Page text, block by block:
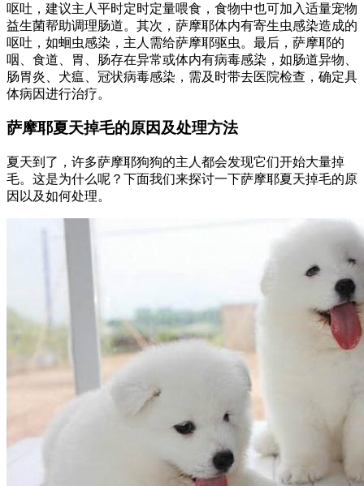
呕吐，建议主人平时定时定量喂食，食物中也可加入适量宠物
益生菌帮助调理肠道。其次，萨摩耶体内有寄生虫感染造成的
呕吐，如蛔虫感染，主人需给萨摩耶驱虫。最后，萨摩耶的
咽、食道、胃、肠存在异常或体内有病毒感染，如肠道异物、
肠胃炎、犬瘟、冠状病毒感染，需及时带去医院检查，确定具
体病因进行治疗。
萨摩耶夏天掉毛的原因及处理方法
夏天到了，许多萨摩耶狗狗的主人都会发现它们开始大量掉
毛。这是为什么呢？下面我们来探讨一下萨摩耶夏天掉毛的原
因以及如何处理。